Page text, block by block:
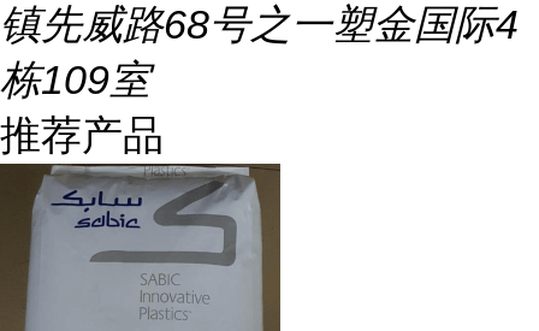
镇先威路68号之一塑金国际4
栋109室
推荐产品